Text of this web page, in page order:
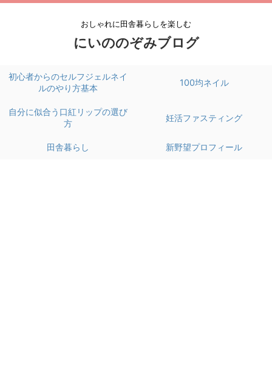
おしゃれに田舎暮らしを楽しむ
にいののぞみブログ
初心者からのセルフジェルネイ
ルのやり方基本
100均ネイル
自分に似合う口紅リップの選び
方
妊活ファスティング
田舎暮らし 新野望プロフィール